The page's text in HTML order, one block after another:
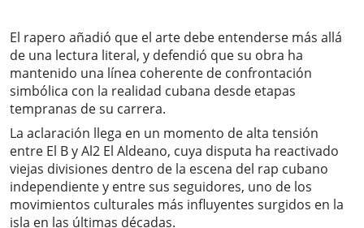
El rapero añadió que el arte debe entenderse más allá
de una lectura literal, y defendió que su obra ha
mantenido una línea coherente de confrontación
simbólica con la realidad cubana desde etapas
tempranas de su carrera.
La aclaración llega en un momento de alta tensión
entre El B y Al2 El Aldeano, cuya disputa ha reactivado
viejas divisiones dentro de la escena del rap cubano
independiente y entre sus seguidores, uno de los
movimientos culturales más influyentes surgidos en la
isla en las últimas décadas.